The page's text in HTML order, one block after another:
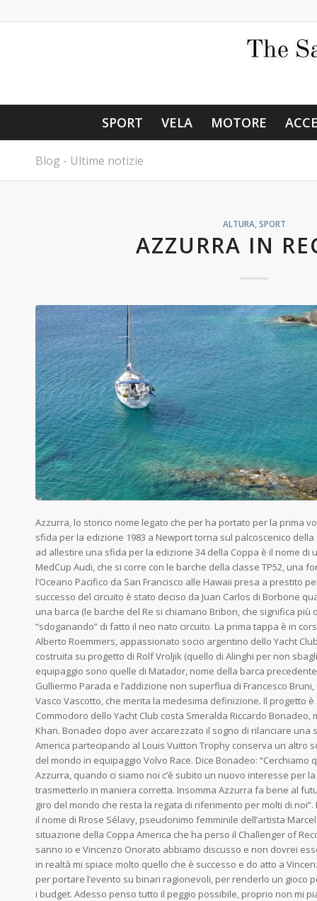
SPORT VELA MOTORE
Blog - Ultime notizie
ALTURA, SPORT
AZZURRA IN
Azzurra, lo storico nome legato che per ha portato per la prima
sfida per la edizione 1983 a Newport torna sul palcoscenico
ad allestire una sfida per la edizione 34 della Coppa è il nome di
MedCup Audi, che si corre con le barche della classe TP52, una
l’Oceano Pacifico da San Francisco alle Hawaii presa a prestito
successo del circuito è stato deciso da Juan Carlos di Borbone
una barca (le barche del Re si chiamano Bribon, che significa
“sdoganando” di fatto il neo nato circuito. La prima tappa è in
Alberto Roemmers, appassionato socio argentino dello Yacht
costruita su progetto di Rolf Vroljik (quello di Alinghi per non
equipaggio sono quelle di Matador, nome della barca
Gulliermo Parada e l’addizione non superflua di Francesco
Vasco Vascotto, che merita la medesima definizione. Il progetto
Commodoro dello Yacht Club costa Smeralda Riccardo
Khan. Bonadeo dopo aver accarezzato il sogno di rilanciare una
America partecipando al Louis Vuitton Trophy conserva un altro
del mondo in equipaggio Volvo Race. Dice Bonadeo: “Cerchiamo
Azzurra, quando ci siamo noi c’è subito un nuovo interesse per
trasmetterlo in maniera corretta. Insomma Azzurra fa bene al
giro del mondo che resta la regata di riferimento per molti di
il nome di Rrose Sélavy, pseudonimo femminile dell’artista
situazione della Coppa America che ha perso il Challenger of
sanno io e Vincenzo Onorato abbiamo discusso e non dovrei
in realtà mi spiace molto quello che è successo e do atto a
per portare l’evento su binari ragionevoli, per renderlo un gioco
i budget. Adesso penso tutto il peggio possibile, proprio non mi